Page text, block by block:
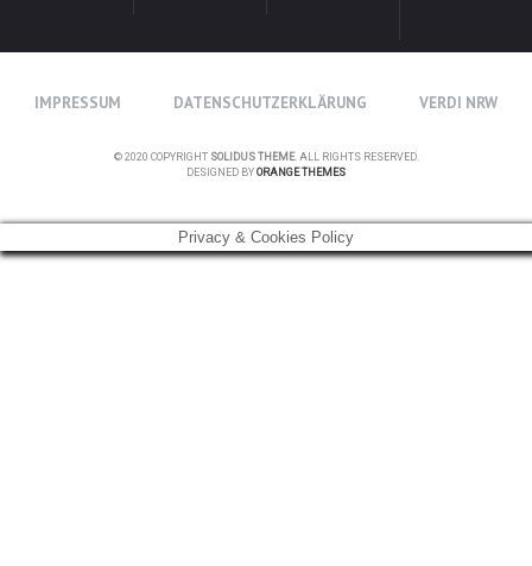
IMPRESSUM DATENSCHUTZERKLÄRUNG VERDI NRW
© 2020 COPYRIGHT SOLIDUS THEME. ALL RIGHTS RESERVED.
DESIGNED BY ORANGE THEMES
Privacy & Cookies Policy